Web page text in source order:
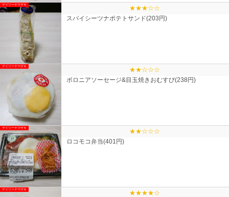
デイリーヤマザキ
★★★☆☆
スパイシーツナポテトサンド(203円)
デイリーヤマザキ
★★☆☆☆
ボロニアソーセージ&目玉焼きおむすび(238円)
デイリーヤマザキ
★★☆☆☆
ロコモコ弁当(401円)
デイリーヤマザキ
★★★★☆